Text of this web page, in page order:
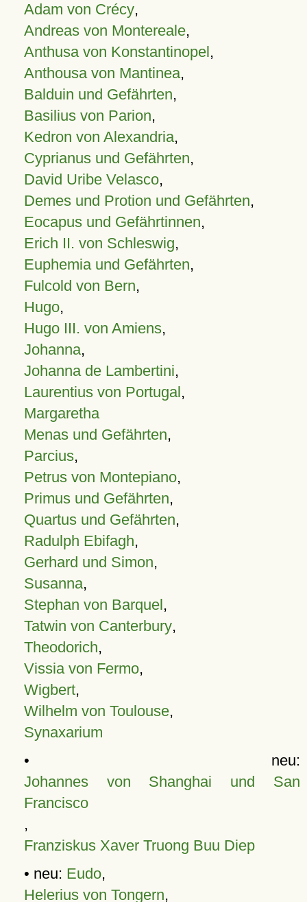
Adam von Crécy,
Andreas von Montereale,
Anthusa von Konstantinopel,
Anthousa von Mantinea,
Balduin und Gefährten,
Basilius von Parion,
Kedron von Alexandria,
Cyprianus und Gefährten,
David Uribe Velasco,
Demes und Protion und Gefährten,
Eocapus und Gefährtinnen,
Erich II. von Schleswig,
Euphemia und Gefährten,
Fulcold von Bern,
Hugo,
Hugo III. von Amiens,
Johanna,
Johanna de Lambertini,
Laurentius von Portugal,
Margaretha
Menas und Gefährten,
Parcius,
Petrus von Montepiano,
Primus und Gefährten,
Quartus und Gefährten,
Radulph Ebifagh,
Gerhard und Simon,
Susanna,
Stephan von Barquel,
Tatwin von Canterbury,
Theodorich,
Vissia von Fermo,
Wigbert,
Wilhelm von Toulouse,
Synaxarium
• neu:
Johannes von Shanghai und San
Francisco
,
Franziskus Xaver Truong Buu Diep
• neu: Eudo,
Helerius von Tongern,